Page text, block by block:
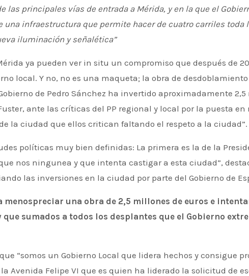
las principales vías de entrada a Mérida, y en la que el
una infraestructura que permite hacer de cuatro carriles
iluminación y señalética”
local. Y no, no es una maqueta; la obra de
de Pedro Sánchez ha invertido aproximadamente
ante las críticas del PP regional y local por la puesta
la ciudad que ellos critican faltando el respeto a la ciudad”.
políticas muy bien definidas: La primera es la de la
nos ningunea y que intenta castigar a esta ciudad”,
las inversiones en la ciudad por parte del Gobierno de
menospreciar una obra de 2,5 millones de euros e
sumados a todos los desplantes que el Gobierno
“somos un Gobierno Local que lidera hechos y consigue
Avenida Felipe VI que es quien ha liderado la solicitud de